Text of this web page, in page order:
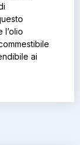
l’olio
ai